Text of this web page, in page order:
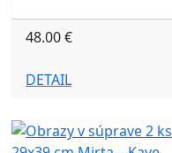
48.00 €
DETAIL